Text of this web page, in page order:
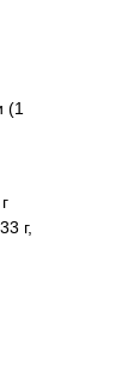
(1
г,